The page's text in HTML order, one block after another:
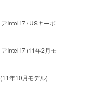
Intel i7 / USキーボ
Intel i7 (11年2月モ
年10月モデル)